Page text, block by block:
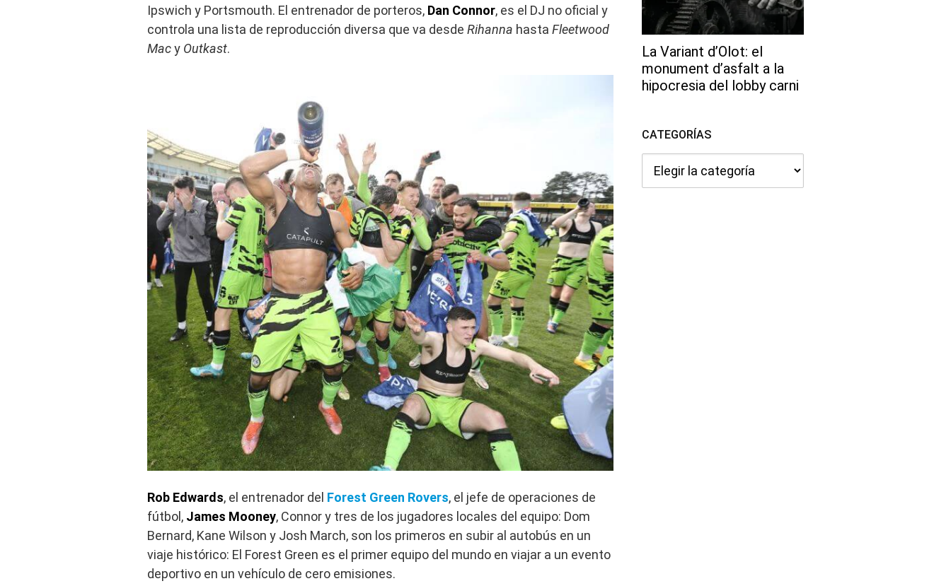
Ipswich y Portsmouth. El entrenador de porteros, Dan Connor, es el DJ no oficial y
controla una lista de reproducción diversa que va desde Rihanna hasta Fleetwood
Macy Outkast.
Rob Edwards, el entrenador del Forest Green Rovers, el jefe de operaciones de
fútbol, ​​ James Mooney, Connor y tres de los jugadores locales del equipo: Dom
Bernard, Kane Wilson y Josh March, son los primeros en subir al autobús en un
viaje histórico: El Forest Green es el primer equipo del mundo en viajar a un evento
deportivo en un vehículo de cero emisiones.
La Variant d’Olot: el
monument d’asfalt a la
hipocresia del lobby carni
CATEGORÍAS